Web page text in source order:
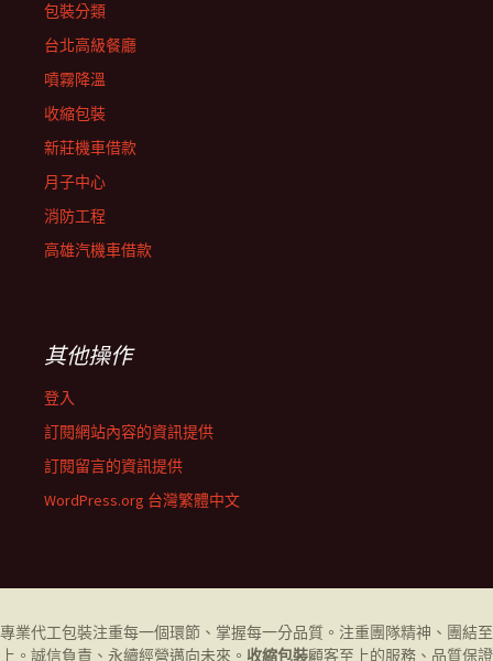
包裝分類
台北高級餐廳
噴霧降溫
收縮包裝
新莊機車借款
月子中心
消防工程
高雄汽機車借款
其他操作
登入
訂閱網站內容的資訊提供
訂閱留言的資訊提供
WordPress.org 台灣繁體中文
專業代工包裝注重每一個環節、掌握每一分品質。注重團隊精神、團結至
上。誠信負責、永續經營邁向未來。 收縮包裝顧客至上的服務、品質保證